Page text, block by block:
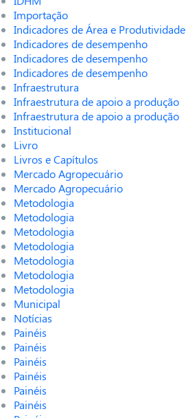
Importação
Indicadores de Área e Produtividade
Indicadores de desempenho
Indicadores de desempenho
Indicadores de desempenho
Infraestrutura
Infraestrutura de apoio a produção
Infraestrutura de apoio a produção
Institucional
Livro
Livros e Capítulos
Mercado Agropecuário
Mercado Agropecuário
Metodologia
Metodologia
Metodologia
Metodologia
Metodologia
Metodologia
Metodologia
Municipal
Notícias
Painéis
Painéis
Painéis
Painéis
Painéis
Painéis